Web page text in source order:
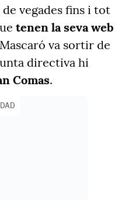
vegades fins i tot
tenen la seva web
va sortir de
directiva hi
Comas.